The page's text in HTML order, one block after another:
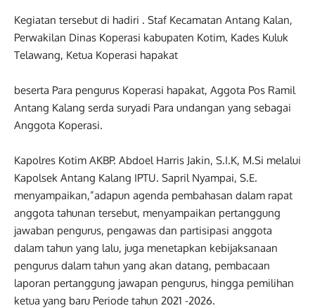
Kegiatan tersebut di hadiri . Staf Kecamatan Antang Kalan,
Perwakilan Dinas Koperasi kabupaten Kotim, Kades Kuluk
Telawang, Ketua Koperasi hapakat
beserta Para pengurus Koperasi hapakat, Aggota Pos Ramil
Antang Kalang serda suryadi Para undangan yang sebagai
Anggota Koperasi.
Kapolres Kotim AKBP. Abdoel Harris Jakin, S.I.K, M.Si melalui
Kapolsek Antang Kalang IPTU. Sapril Nyampai, S.E.
menyampaikan,”adapun agenda pembahasan dalam rapat
anggota tahunan tersebut, menyampaikan pertanggung
jawaban pengurus, pengawas dan partisipasi anggota
dalam tahun yang lalu, juga menetapkan kebijaksanaan
pengurus dalam tahun yang akan datang, pembacaan
laporan pertanggung jawapan pengurus, hingga pemilihan
ketua yang baru Periode tahun 2021 -2026.